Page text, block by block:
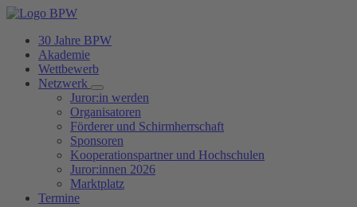
30 Jahre BPW
Akademie
Wettbewerb
Netzwerk
Juror:in werden
Organisatoren
Förderer und Schirmherrschaft
Sponsoren
Kooperationspartner und Hochschulen
Juror:innen 2026
Marktplatz
Termine